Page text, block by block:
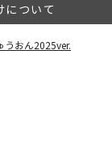
ついて
うおん2025ver.